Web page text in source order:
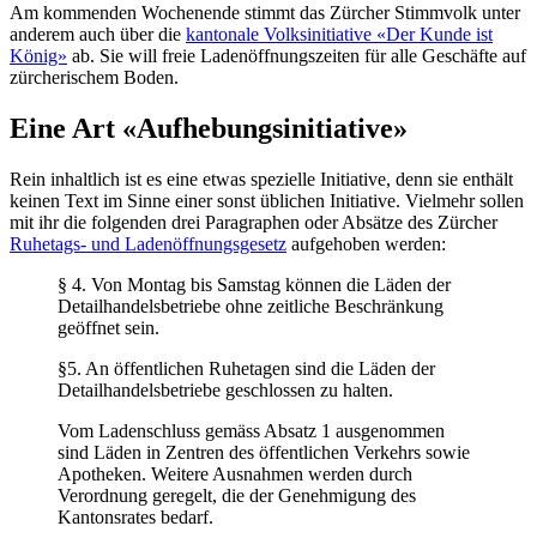
Am kommenden Wochenende stimmt das Zürcher Stimmvolk unter
anderem auch über die kantonale Volksinitiative «Der Kunde ist
König» ab. Sie will freie Ladenöffnungszeiten für alle Geschäfte auf
zürcherischem Boden.
Eine Art «Aufhebungsinitiative»
Rein inhaltlich ist es eine etwas spezielle Initiative, denn sie enthält
keinen Text im Sinne einer sonst üblichen Initiative. Vielmehr sollen
mit ihr die folgenden drei Paragraphen oder Absätze des Zürcher
Ruhetags- und Ladenöffnungsgesetz aufgehoben werden:
§ 4. Von Montag bis Samstag können die Läden der
Detailhandelsbetriebe ohne zeitliche Beschränkung
geöffnet sein.
§5. An öffentlichen Ruhetagen sind die Läden der
Detailhandelsbetriebe geschlossen zu halten.
Vom Ladenschluss gemäss Absatz 1 ausgenommen
sind Läden in Zentren des öffentlichen Verkehrs sowie
Apotheken. Weitere Ausnahmen werden durch
Verordnung geregelt, die der Genehmigung des
Kantonsrates bedarf.